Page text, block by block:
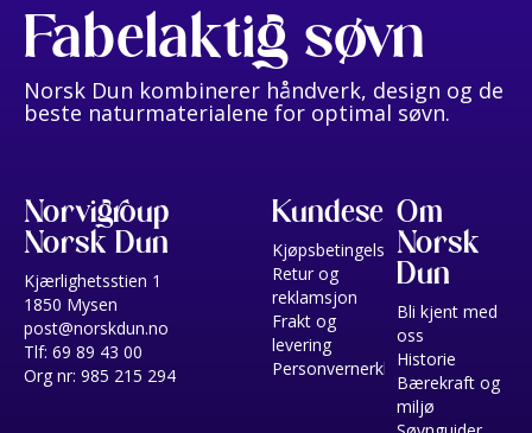
Fabelaktig søvn
Norsk Dun kombinerer håndverk, design og de
beste naturmaterialene for optimal søvn.
Norvigroup
Norsk Dun
Kjærlighetsstien 1
1850 Mysen
post@norskdun.no
Tlf: 69 89 43 00
Org nr: 985 215 294
Kundeservice
Kjøpsbetingelser
Retur og
reklamsjon
Frakt og
levering
Personvernerklæring
Om
Norsk
Dun
Bli kjent med
oss
Historie
Bærekraft og
miljø